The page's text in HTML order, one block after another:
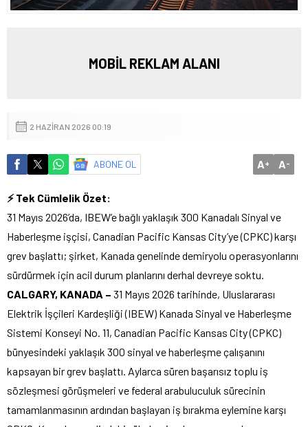
MOBİL REKLAM ALANI
2 HAZIRAN 2026 00:19
ABONE OL A+ A-
⚡ Tek Cümlelik Özet:
31 Mayıs 2026’da, IBEW’e bağlı yaklaşık 300 Kanadalı Sinyal ve
Haberleşme işçisi, Canadian Pacific Kansas City’ye (CPKC) karşı
grev başlattı; şirket, Kanada genelinde demiryolu operasyonlarını
sürdürmek için acil durum planlarını derhal devreye soktu.
CALGARY, KANADA – 31 Mayıs 2026 tarihinde, Uluslararası
Elektrik İşçileri Kardeşliği (IBEW) Kanada Sinyal ve Haberleşme
Sistemi Konseyi No. 11, Canadian Pacific Kansas City (CPKC)
bünyesindeki yaklaşık 300 sinyal ve haberleşme çalışanını
kapsayan bir grev başlattı. Aylarca süren başarısız toplu iş
sözleşmesi görüşmeleri ve federal arabuluculuk sürecinin
tamamlanmasının ardından başlayan iş bırakma eylemine karşı